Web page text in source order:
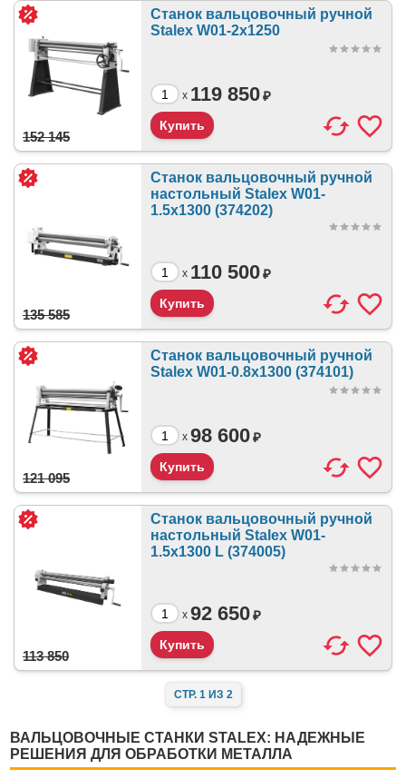
Станок вальцовочный ручной
Stalex W01-2х1250
x
152 145
119 850₽
Станок вальцовочный ручной
настольный Stalex W01-
1.5х1300 (374202)
x
135 585
110 500₽
Станок вальцовочный ручной
Stalex W01-0.8x1300 (374101)
x
121 095
98 600₽
Станок вальцовочный ручной
настольный Stalex W01-
1.5х1300 L (374005)
x
113 850
92 650₽
СТР. 1 ИЗ 2
ВАЛЬЦОВОЧНЫЕ СТАНКИ STALEX: НАДЕЖНЫЕ
РЕШЕНИЯ ДЛЯ ОБРАБОТКИ МЕТАЛЛА